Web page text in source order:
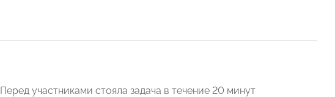
участниками стояла задача в течение 20 минут